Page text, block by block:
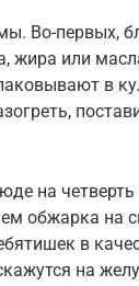
Во-первых,
жира или
в
на четверть
обжарка
в
на